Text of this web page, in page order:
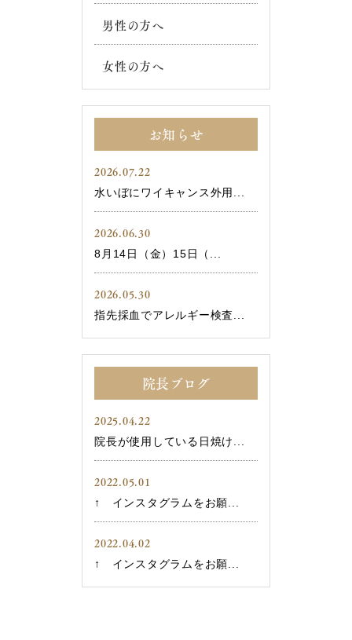
男性の方へ
女性の方へ
お知らせ
2026.07.22
水いぼにワイキャンス外用...
2026.06.30
8月14日（金）15日（...
2026.05.30
指先採血でアレルギー検査...
院長ブログ
2025.04.22
院長が使用している日焼け...
2022.05.01
↑ インスタグラムをお願...
2022.04.02
↑ インスタグラムをお願...